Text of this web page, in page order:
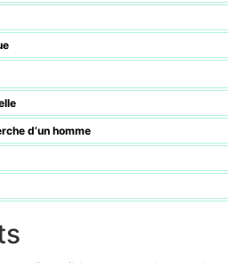
d’un homme